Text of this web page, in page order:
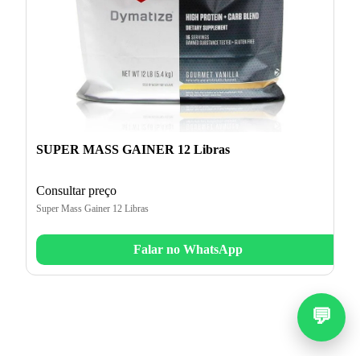
SUPER MASS GAINER 12 Libras
Consultar preço
Super Mass Gainer 12 Libras
Falar no WhatsApp
💬